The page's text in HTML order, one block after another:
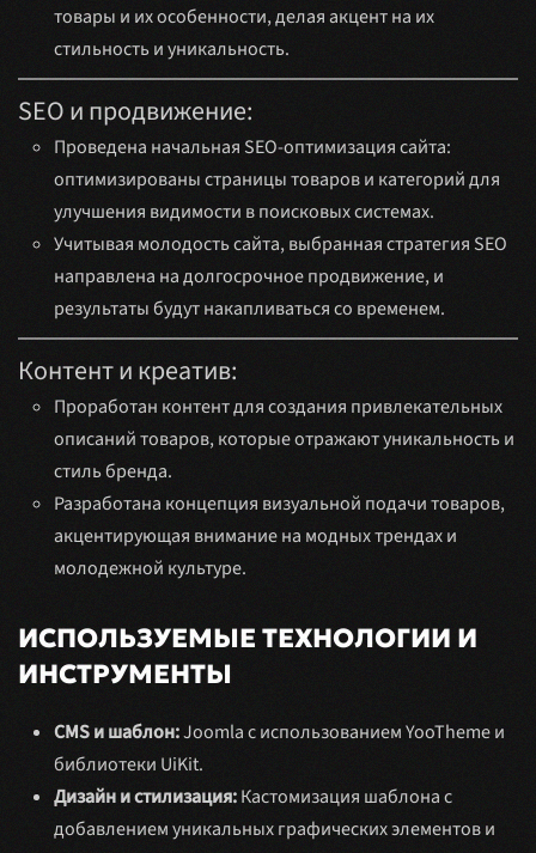
товары и их особенности, делая акцент на их
стильность и уникальность.
SEO и продвижение:
Проведена начальная SEO-оптимизация сайта:
оптимизированы страницы товаров и категорий для
улучшения видимости в поисковых системах.
Учитывая молодость сайта, выбранная стратегия SEO
направлена на долгосрочное продвижение, и
результаты будут накапливаться со временем.
Контент и креатив:
Проработан контент для создания привлекательных
описаний товаров, которые отражают уникальность и
стиль бренда.
Разработана концепция визуальной подачи товаров,
акцентирующая внимание на модных трендах и
молодежной культуре.
ИСПОЛЬЗУЕМЫЕ ТЕХНОЛОГИИ И
ИНСТРУМЕНТЫ
CMS и шаблон:Joomla с использованием YooTheme и
библиотеки UiKit.
Дизайн и стилизация:Кастомизация шаблона с
добавлением уникальных графических элементов и